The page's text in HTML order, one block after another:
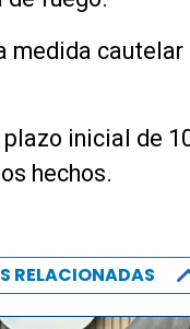
medida
inicial de
hechos.
RELACIONADAS